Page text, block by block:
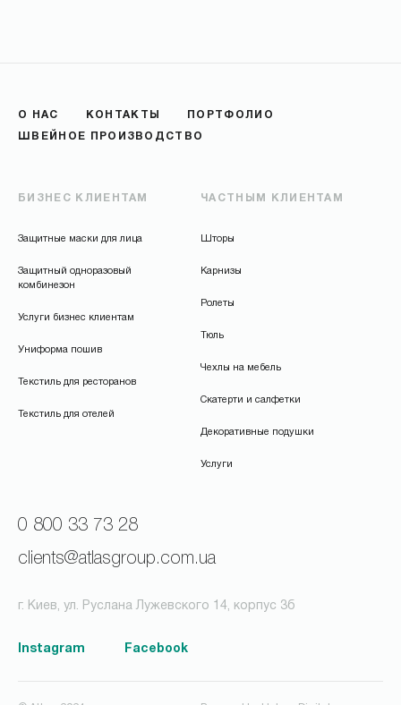
О НАС КОНТАКТЫ
ПОРТФОЛИО
ШВЕЙНОЕ ПРОИЗВОДСТВО
БИЗНЕС КЛИЕНТАМ
Защитные маски для лица
Защитный одноразовый
комбинезон
Услуги бизнес клиентам
Униформа пошив
Текстиль для ресторанов
Текстиль для отелей
ЧАСТНЫМ КЛИЕНТАМ
Шторы
Карнизы
Ролеты
Тюль
Чехлы на мебель
Скатерти и салфетки
Декоративные подушки
Услуги
0 800 33 73 28
clients@atlasgroup.com.ua
г. Киев, ул. Руслана Лужевского 14, корпус 3б
Instagram Facebook
ОТПРАВИТЬ